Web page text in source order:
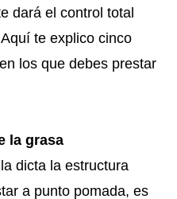
dará el control total
te explico cinco
los que debes prestar
la grasa
dicta la estructura
a punto pomada, es